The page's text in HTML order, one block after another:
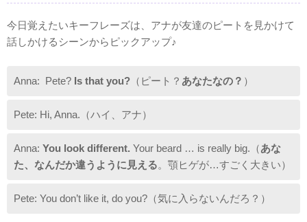
今日覚えたいキーフレーズは、アナが友達のピートを見かけて
話しかけるシーンからピックアップ♪
Anna: Pete? Is that you? （ピート？ あなたなの？ ）
Pete: Hi, Anna.（ハイ、アナ）
Anna: You look different. Your beard … is really big.（あな
た、なんだか違うように見える。顎ヒゲが…すごく大きい）
Pete: You don’t like it, do you?（気に入らないんだろ？）